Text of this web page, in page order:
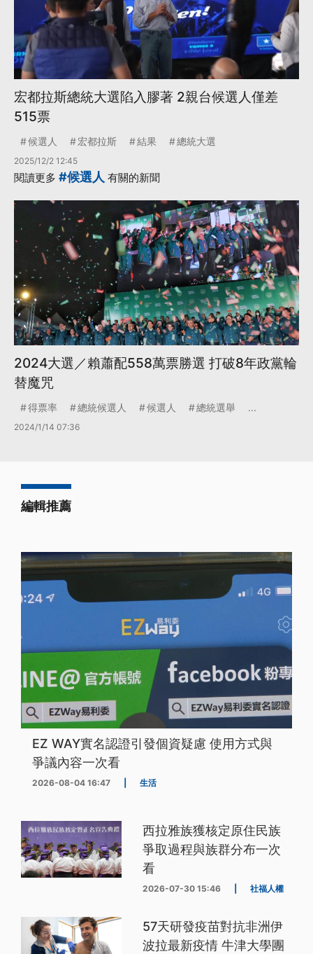
宏都拉斯總統大選陷入膠著 2親台候選人僅差
515票
候選人 宏都拉斯 結果 總統大選
2025/12/2 12:45
閱讀更多 #候選人 有關的新聞
2024大選／賴蕭配558萬票勝選 打破8年政黨輪
替魔咒
得票率 總統候選人 候選人 總統選舉 ...
2024/1/14 07:36
編輯推薦
EZ WAY實名認證引發個資疑慮 使用方式與
爭議內容一次看
2026-08-04 16:47 生活
西拉雅族獲核定原住民族
爭取過程與族群分布一次
看
2026-07-30 15:46 社福人權
57天研發疫苗對抗非洲伊
波拉最新疫情 牛津大學團